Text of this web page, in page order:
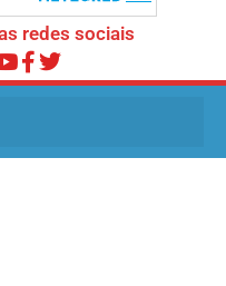
redes sociais